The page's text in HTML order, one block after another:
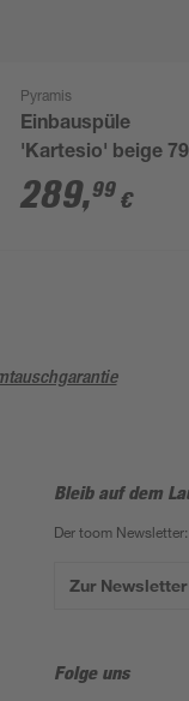
Pyramis
Einbauspüle
'Kartesio' beige
50 cm
289,99 €
Bleib auf dem
Der toom
Zur
Folge uns